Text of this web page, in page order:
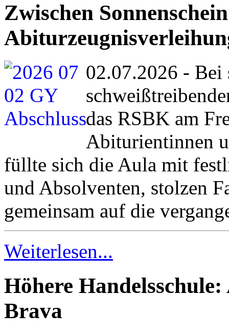
Zwischen
02.07.2026 - Bei
das RSBK am
Abiturientinnen
füllte sich die Aula mit
und Absolventen, stolzen
gemeinsam auf die
Weiterlesen...
Höhere
Brava